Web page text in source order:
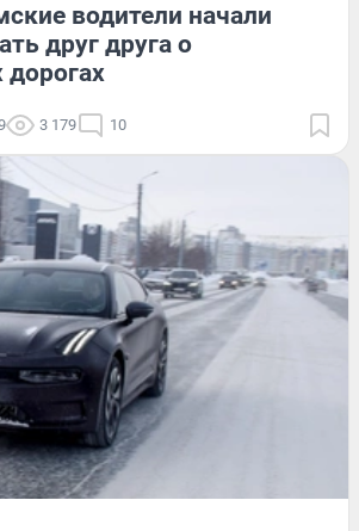
водители начали
друг друга о
3 179 10